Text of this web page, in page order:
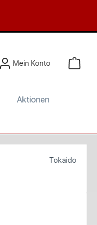
Mein Konto
Aktionen
Tokaido